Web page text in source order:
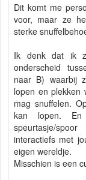
Dit komt me
voor, maar ze
sterke
Ik denk dat ik
onderscheid
naar B) waarbij
lopen en plekken
mag snuffelen.
kan lopen.
speurtasje/
interactiefs met
eigen wereldje.
Misschien is een